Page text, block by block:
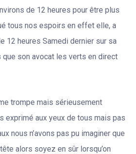
de 12 heures pour être plus
tous nos espoirs en effet elle, a
12 heures Samedi dernier sur sa
son avocat les verts en direct
trompe mais sérieusement
exprimé aux yeux de tous mais pas
nous n’avons pas pu imaginer que
alors soyez en sûr lorsqu’on